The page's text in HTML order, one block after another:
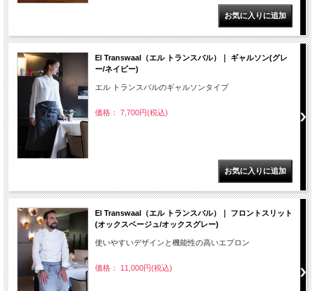
El Transwaal（エル トランスバル）｜ ギャルソン(グレ
ー/ネイビー)
エル トランスバルのギャルソンタイプ
価格： 7,700円(税込)
El Transwaal（エル トランスバル）｜ フロントスリット
(オックスベージュ/オックスグレー)
使いやすいデザインと機能性の高いエプロン
価格： 11,000円(税込)